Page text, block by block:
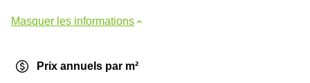
Masquer les informations
Prix annuels par m²